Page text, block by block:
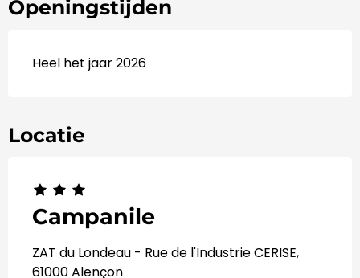
Openingstijden
Heel het jaar 2026
Locatie
Campanile
ZAT du Londeau - Rue de l'Industrie CERISE,
61000 Alençon